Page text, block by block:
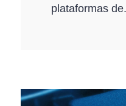
plataformas